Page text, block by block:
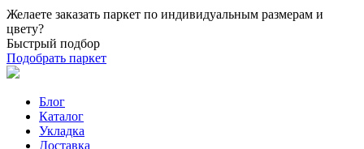
Желаете заказать паркет по индивидуальным размерам и
цвету?
Быстрый подбор
Подобрать паркет
Блог
Каталог
Укладка
Доставка